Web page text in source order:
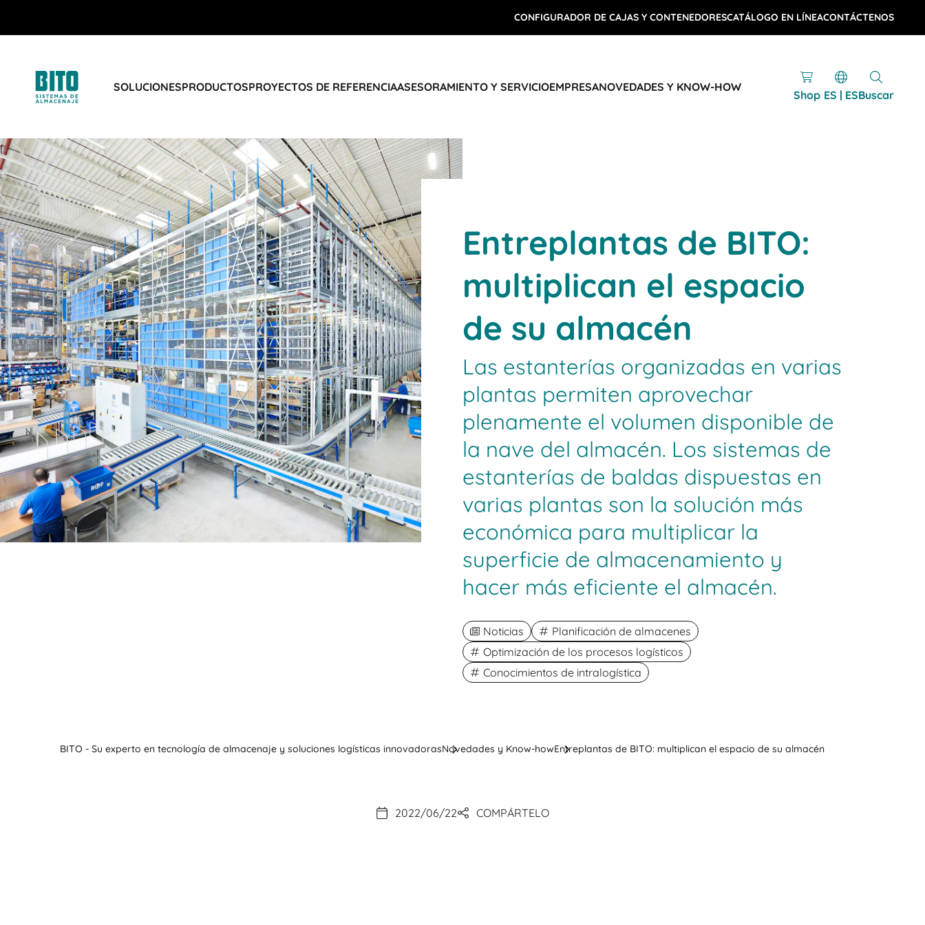
CONFIGURADOR DE CAJAS Y CONTENEDORESCATÁLOGO EN LÍNEACONTÁCTENOS
SOLUCIONESPRODUCTOSPROYECTOS DE REFERENCIAASESORAMIENTO Y SERVICIOEMPRESANOVEDADES Y KNOW-HOW
Shop ES | ESBuscar
Entreplantas de BITO:
multiplican el espacio
de su almacén
Las estanterías organizadas en varias
plantas permiten aprovechar
plenamente el volumen disponible de
la nave del almacén. Los sistemas de
estanterías de baldas dispuestas en
varias plantas son la solución más
económica para multiplicar la
superficie de almacenamiento y
hacer más eficiente el almacén.
Noticias
Planificación de almacenes
Optimización de los procesos logísticos
Conocimientos de intralogística
BITO - Su experto en tecnología de almacenaje y soluciones logísticas innovadorasNovedades y Know-howEntreplantas de BITO: multiplican el espacio de su almacén
2022/06/22 COMPÁRTELO